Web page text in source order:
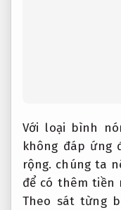
Với loại bình
không đáp ứng
rộng. chúng ta
để có thêm tiền
Theo sát từng